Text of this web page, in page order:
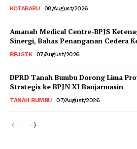
KOTABARU 08/August/2026
Amanah Medical Centre-BPJS
Sinergi, Bahas Penanganan Cedera
BPJSTK 07/August/2026
DPRD Tanah Bumbu Dorong Lima
Strategis ke BPJN XI Banjarmasin
TANAH BUMBU 07/August/2026